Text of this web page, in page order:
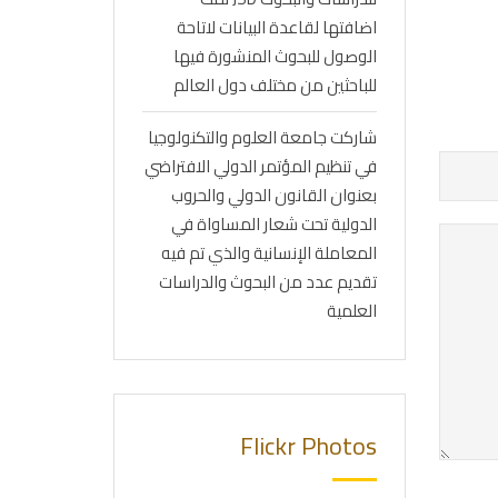
اضافتها لقاعدة البيانات لاتاحة
الوصول للبحوث المنشورة فيها
للباحثين من مختلف دول العالم
شاركت جامعة العلوم والتكنولوجيا
في تنظيم المؤتمر الدولي الافتراضي
بعنوان القانون الدولي والحروب
الدولية تحت شعار المساواة في
المعاملة الإنسانية والذي تم فيه
تقديم عدد من البحوث والدراسات
العلمية
Flickr Photos